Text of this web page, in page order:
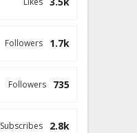
1.7k
Followers
735
Followers
2.8k
Subscribes